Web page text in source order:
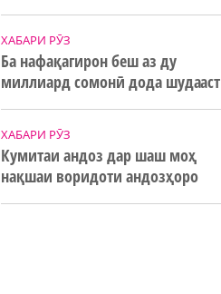
ХАБАРИ РӮЗ
Ба нафақагирон беш аз ду
миллиард сомонӣ дода шудааст
ХАБАРИ РӮЗ
Кумитаи андоз дар шаш моҳ
нақшаи воридоти андозҳоро